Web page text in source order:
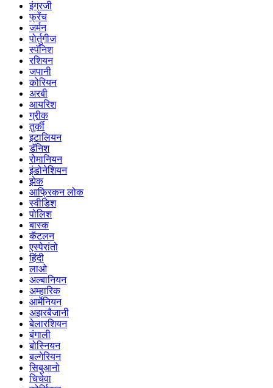
इंग्रजी
फ्रेंच
जर्मन
पोर्तुगीज
स्पॅनिश
रशियन
जपानी
कोरियन
अरबी
आयरिश
ग्रीक
तुर्की
इटालियन
डॅनिश
रोमानियन
इंडोनेशियन
झेक
आफ्रिकन लोक
स्वीडिश
पोलिश
बास्क
कॅटलन
एस्पेरांतो
हिंदी
लाओ
अल्बानियन
अम्हारिक
आर्मेनियन
अझरबैजानी
बेलारशियन
बंगाली
बोस्नियन
बल्गेरियन
सिबुआनो
चिचेवा